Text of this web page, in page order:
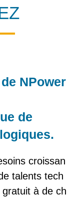
NPower
de
croissan
talents tech
à de ch